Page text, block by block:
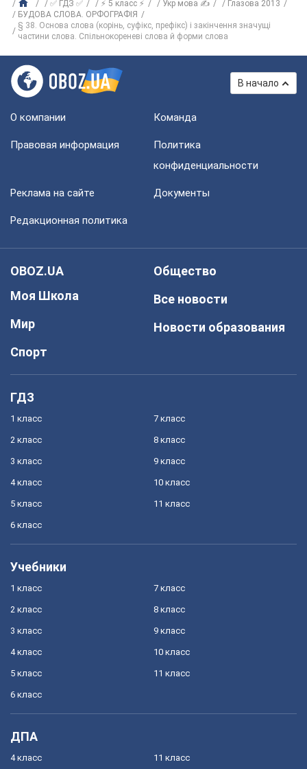
✅ ГДЗ ✅ ⚡ 5 класс ⚡ Укр мова ✍
Глазова 2013
БУДОВА СЛОВА. ОРФОГРАФІЯ
§ 38. Основа слова (корінь, суфікс, префікс) і закінчення значущі
частини слова. Спільнокореневі слова й форми слова
В начало
О компании Команда
Правовая информация
Политика
конфиденциальности
Реклама на сайте Документы
Редакционная политика
OBOZ.UA
Моя Школа
Мир
Спорт
Общество
Все новости
Новости образования
ГДЗ
1 класс
2 класс
3 класс
4 класс
5 класс
6 класс
7 класс
8 класс
9 класс
10 класс
11 класс
Учебники
1 класс
2 класс
3 класс
4 класс
5 класс
6 класс
7 класс
8 класс
9 класс
10 класс
11 класс
ДПА
4 класс 11 класс